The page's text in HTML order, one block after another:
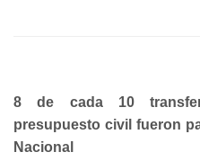
8 de cada 10
presupuesto civil fueron
Nacional